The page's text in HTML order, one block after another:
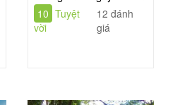
10 Tuyệt
vời
12 đánh
giá